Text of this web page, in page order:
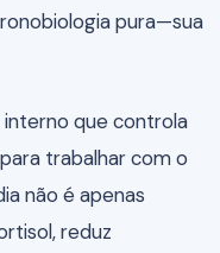
pura—sua
que controla
trabalhar com o
não é apenas
reduz